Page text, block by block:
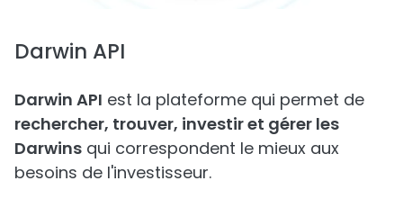
Darwin API
Darwin API est la plateforme qui permet de
rechercher, trouver, investir et gérer les
Darwins qui correspondent le mieux aux
besoins de l'investisseur.